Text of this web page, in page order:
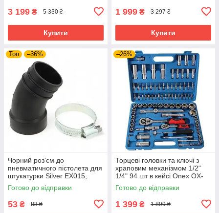
3 199 ₴ 5 330 ₴
Купити
1 999 ₴ 3 297 ₴
Купити
Топ –36%
Чорний роз'єм до
пневматичного пістолета для
штукатурки Silver EX015,
фітинг для підключення
повітря
Готово до відправки
53 ₴ 83 ₴
–26%
Торцеві головки та ключі з
храповим механізмом 1/2"
1/4" 94 шт в кейсі Onex OX-
249M набір торцевих ключів
Готово до відправки
1 399 ₴ 1 899 ₴